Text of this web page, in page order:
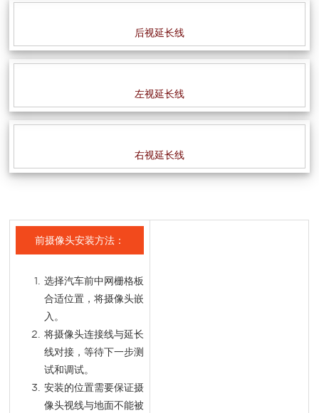
后视延长线
左视延长线
右视延长线
前摄像头安装方法：
选择汽车前中网栅格板
合适位置，将摄像头嵌
入。
将摄像头连接线与延长
线对接，等待下一步测
试和调试。
安装的位置需要保证摄
像头视线与地面不能被